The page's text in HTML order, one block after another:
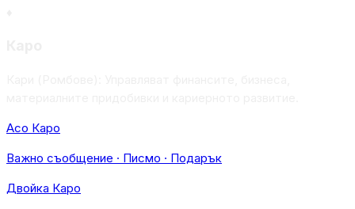
Асо Каро
Важно съобщение · Писмо · Подарък
Двойка Каро